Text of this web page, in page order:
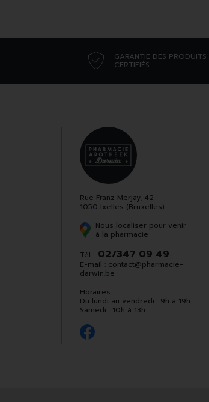
GARANTIE DES PRODUITS
CERTIFIÉS
Rue Franz Merjay, 42
1050 Ixelles (Bruxelles)
Nous localiser pour venir
à la pharmacie
Tél. : 02/347 09 49
E-mail : contact@pharmacie-
darwin.be
Horaires
Du lundi au vendredi : 9h à 19h
Samedi : 10h à 13h